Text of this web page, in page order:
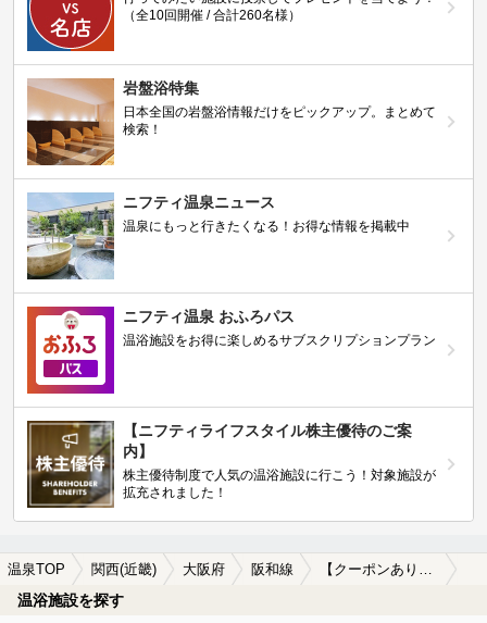
（全10回開催 / 合計260名様）
岩盤浴特集
日本全国の岩盤浴情報だけをピックアップ。まとめて
検索！
ニフティ温泉ニュース
温泉にもっと行きたくなる！お得な情報を掲載中
ニフティ温泉 おふろパス
温浴施設をお得に楽しめるサブスクリプションプラン
【ニフティライフスタイル株主優待のご案
内】
株主優待制度で人気の温浴施設に行こう！対象施設が
拡充されました！
温泉TOP 関西(近畿) 大阪府 阪和線 【クーポンあり】漫画が楽しめる阪和線周辺の温泉、日帰り温泉、スーパー銭湯を探す
温浴施設を探す